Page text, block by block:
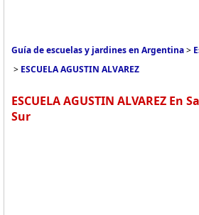
Guía de escuelas y jardines en Argentina>
> ESCUELA AGUSTIN ALVAREZ
ESCUELA AGUSTIN ALVAREZ En
Sur